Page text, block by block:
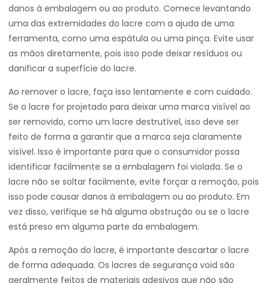
danos à embalagem ou ao produto. Comece levantando
uma das extremidades do lacre com a ajuda de uma
ferramenta, como uma espátula ou uma pinça. Evite usar
as mãos diretamente, pois isso pode deixar resíduos ou
danificar a superfície do lacre.
Ao remover o lacre, faça isso lentamente e com cuidado.
Se o lacre for projetado para deixar uma marca visível ao
ser removido, como um lacre destrutível, isso deve ser
feito de forma a garantir que a marca seja claramente
visível. Isso é importante para que o consumidor possa
identificar facilmente se a embalagem foi violada. Se o
lacre não se soltar facilmente, evite forçar a remoção, pois
isso pode causar danos à embalagem ou ao produto. Em
vez disso, verifique se há alguma obstrução ou se o lacre
está preso em alguma parte da embalagem.
Após a remoção do lacre, é importante descartar o lacre
de forma adequada. Os lacres de segurança void são
geralmente feitos de materiais adesivos que não são